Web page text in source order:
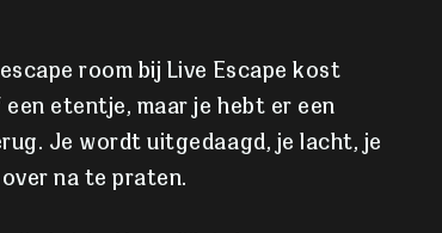
room bij Live Escape kost
een etentje, maar je hebt er een
Je wordt uitgedaagd, je lacht, je
na te praten.